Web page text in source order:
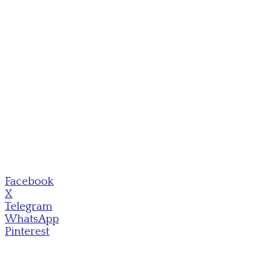
Facebook
X
Telegram
WhatsApp
Pinterest